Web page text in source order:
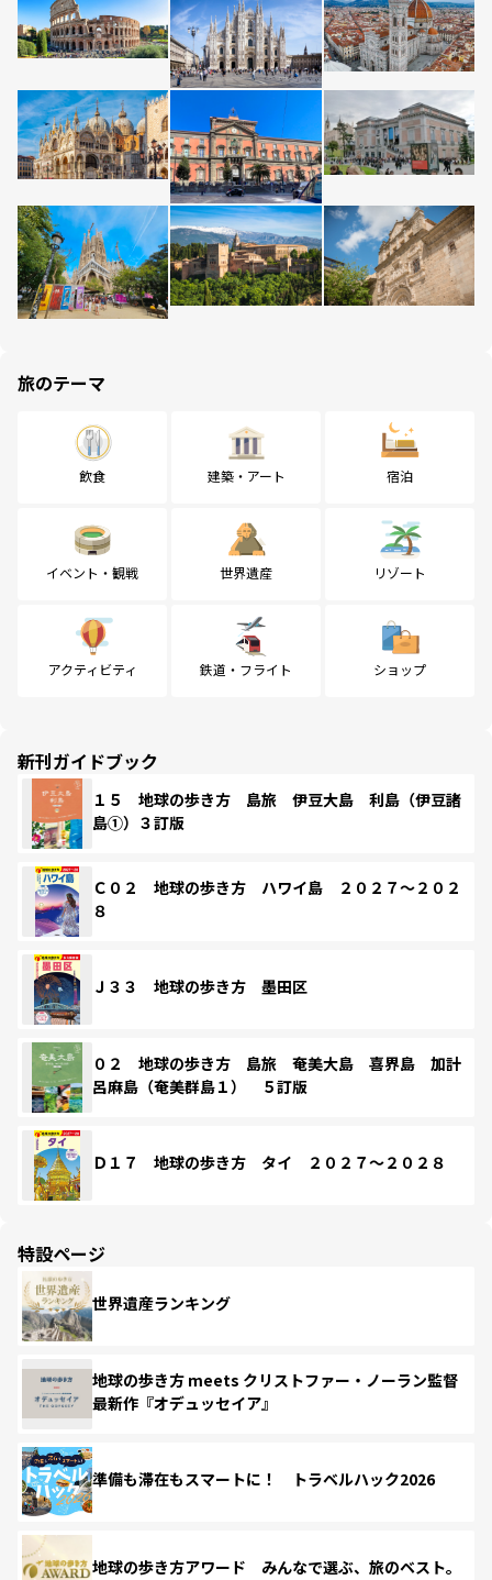
旅のテーマ
飲食 建築・アート 宿泊
イベント・観戦 世界遺産 リゾート
アクティビティ 鉄道・フライト ショップ
新刊ガイドブック
１５ 地球の歩き方 島旅 伊豆大島 利島（伊豆諸
島①）３訂版
Ｃ０２ 地球の歩き方 ハワイ島 ２０２７～２０２
８
Ｊ３３ 地球の歩き方 墨田区
０２ 地球の歩き方 島旅 奄美大島 喜界島 加計
呂麻島（奄美群島１） ５訂版
Ｄ１７ 地球の歩き方 タイ ２０２７～２０２８
特設ページ
世界遺産ランキング
地球の歩き方 meets クリストファー・ノーラン監督
最新作『オデュッセイア』
準備も滞在もスマートに！ トラベルハック2026
地球の歩き方アワード みんなで選ぶ、旅のベスト。